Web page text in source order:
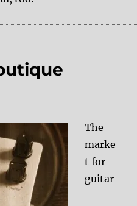
Pitch Shifter: Do I really
The
marke
t for
guitar
-